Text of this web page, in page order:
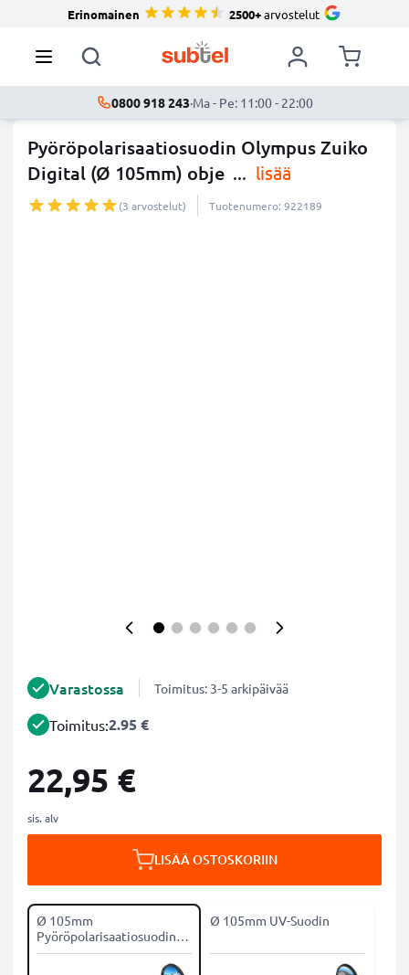
Erinomainen 2500+arvostelut
0800 918 243·Ma - Pe: 11:00 - 22:00
Pyöröpolarisaatiosuodin Olympus Zuiko
Digital (Ø 105mm) obje ... lisää
(3 arvostelut) Tuotenumero: 922189
Varastossa Toimitus: 3-5 arkipäivää
Toimitus:2.95 €
22,95 €
sis. alv
LISÄÄ OSTOSKORIIN
Ø 105mm
Pyöröpolarisaatiosuodin
CPL-suodin
Ø 105mm UV-Suodin